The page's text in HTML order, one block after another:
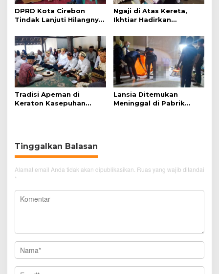
DPRD Kota Cirebon
Tindak Lanjuti Hilangnya
Disabilitas
Ngaji di Atas Kereta,
Ikhtiar Hadirkan
Nyaman
Tradisi Apeman di
Keraton Kasepuhan
Lansia Ditemukan
Meninggal di Pabrik
Tinggalkan Balasan
Alamat email Anda tidak akan dipublikasikan. Ruas yang wajib ditandai
*